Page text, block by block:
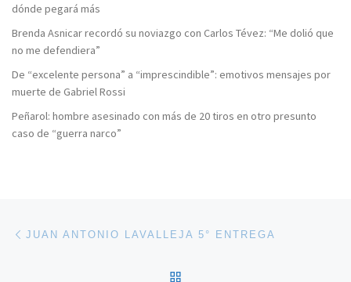
dónde pegará más
Brenda Asnicar recordó su noviazgo con Carlos Tévez: “Me dolió que
no me defendiera”
De “excelente persona” a “imprescindible”: emotivos mensajes por
muerte de Gabriel Rossi
Peñarol: hombre asesinado con más de 20 tiros en otro presunto
caso de “guerra narco”
Navegación de entradas
JUAN ANTONIO LAVALLEJA 5° ENTREGA